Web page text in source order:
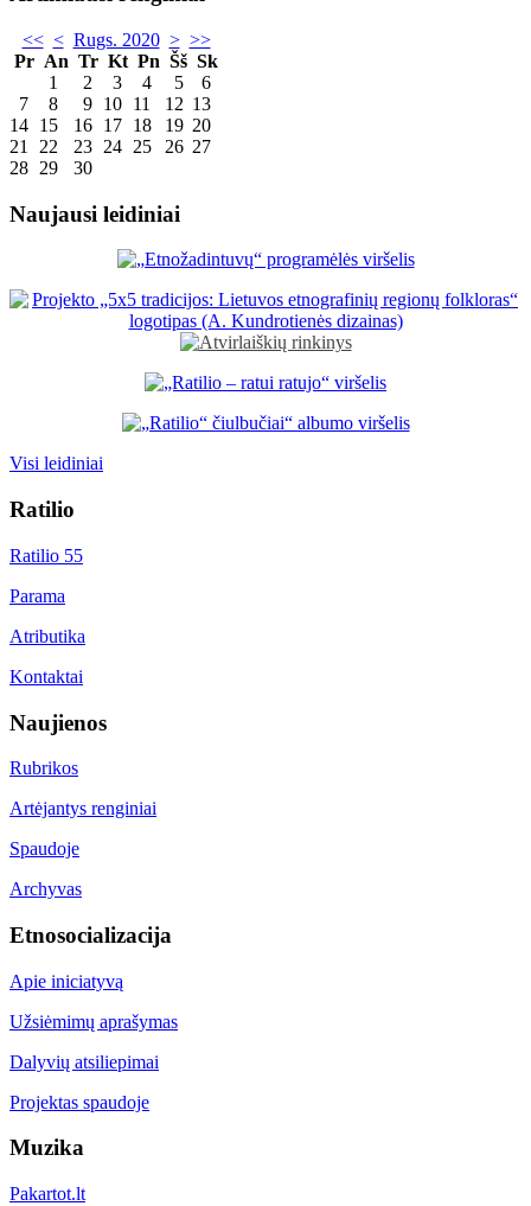
<< < Rugs. 2020 > >>
Pr An Tr Kt Pn Šš Sk
1
2 3 4 5
6
7
8 9 10 11 12 13
14 15 16 17 18 19 20
21
22 23 24 25 26 27
28 29 30
Naujausi leidiniai
Visi leidiniai
Ratilio
Ratilio 55
Parama
Atributika
Kontaktai
Naujienos
Rubrikos
Artėjantys renginiai
Spaudoje
Archyvas
Etnosocializacija
Apie iniciatyvą
Užsiėmimų aprašymas
Dalyvių atsiliepimai
Projektas spaudoje
Muzika
Pakartot.lt